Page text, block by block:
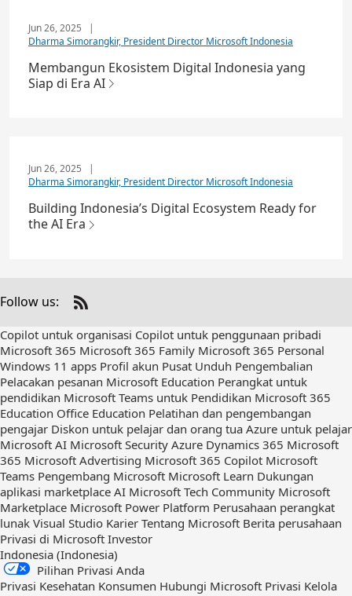
Jun 26, 2025
|
Dharma Simorangkir, President Director Microsoft Indonesia
Membangun Ekosistem Digital Indonesia yang
Siap di Era AI
Jun 26, 2025
Dharma Simorangkir, President Director Microsoft Indonesia
Building Indonesia’s Digital Ecosystem Ready for
the AI Era
Follow us:
Check
out
on
RSS
Copilot untuk organisasi Copilot untuk penggunaan pribadi
Microsoft 365 Microsoft 365 Family Microsoft 365 Personal
Windows 11 apps Profil akun Pusat Unduh Pengembalian
Pelacakan pesanan Microsoft Education Perangkat untuk
pendidikan Microsoft Teams untuk Pendidikan Microsoft 365
Education Office Education Pelatihan dan pengembangan
pengajar Diskon untuk pelajar dan orang tua Azure untuk pelajar
Microsoft AI Microsoft Security Azure Dynamics 365 Microsoft
365 Microsoft Advertising Microsoft 365 Copilot Microsoft
Teams Pengembang Microsoft Microsoft Learn Dukungan
aplikasi marketplace AI Microsoft Tech Community Microsoft
Marketplace Microsoft Power Platform Perusahaan perangkat
lunak Visual Studio Karier Tentang Microsoft Berita perusahaan
Privasi di Microsoft Investor
Indonesia (Indonesia)
Pilihan Privasi Anda
Privasi Kesehatan Konsumen Hubungi Microsoft Privasi Kelola